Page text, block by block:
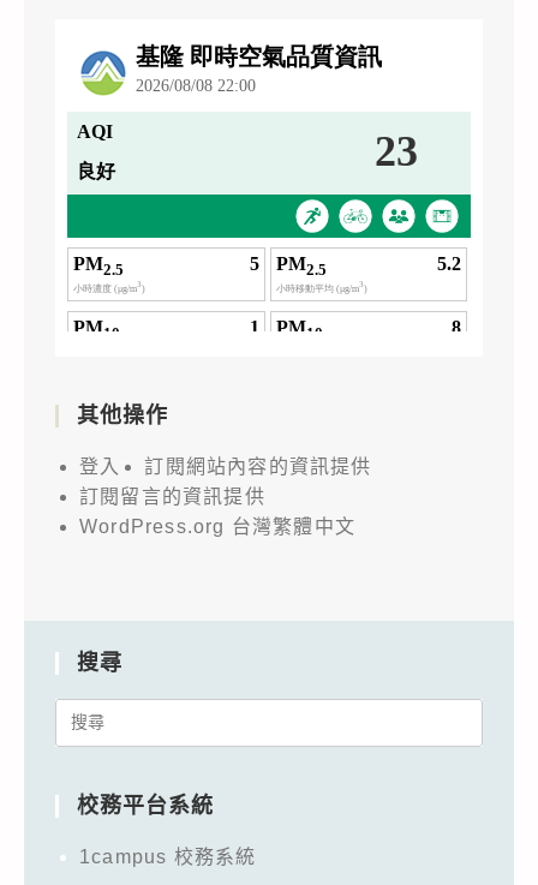
其他操作
登入
訂閱網站內容的資訊提供
訂閱留言的資訊提供
WordPress.org 台灣繁體中文
搜尋
Search
校務平台系統
1campus 校務系統